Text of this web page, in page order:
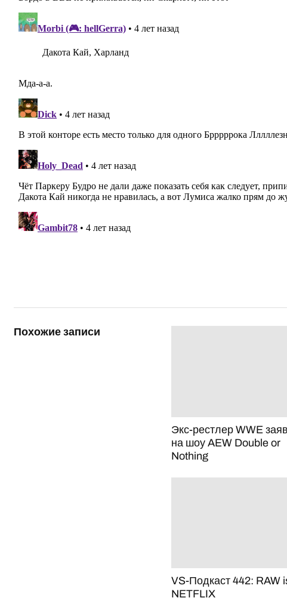
Похожие записи
Экс-рестлер WWE
на шоу AEW Double or
Nothing
VS-Подкаст 442: RAW
NETFLIX